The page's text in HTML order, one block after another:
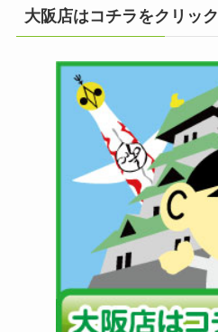
大阪店はコチラをクリック